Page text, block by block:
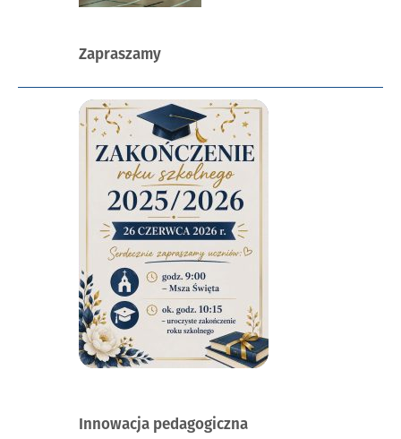
Zapraszamy
Opublikowano
dniu
Innowacja pedagogiczna
Opublikowano